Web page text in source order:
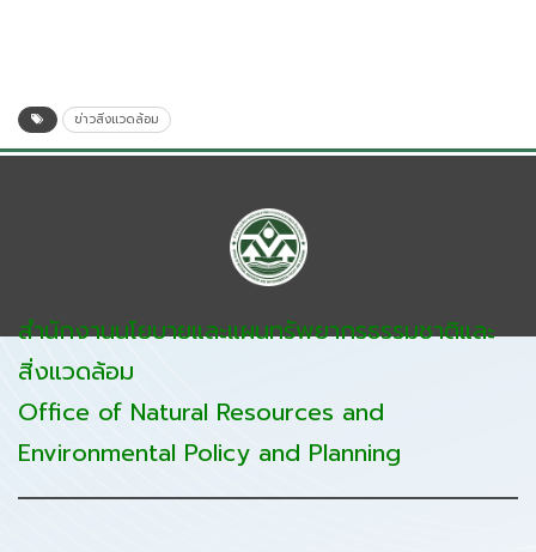
ข่าวสิ่งแวดล้อม
สำนักงานนโยบายและแผนทรัพยากรธรรมชาติและ
สิ่งแวดล้อม
Office of Natural Resources and
Environmental Policy and Planning